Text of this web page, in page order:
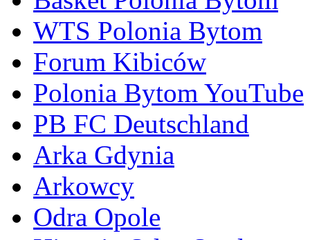
WTS Polonia Bytom
Forum Kibiców
Polonia Bytom YouTube
PB FC Deutschland
Arka Gdynia
Arkowcy
Odra Opole